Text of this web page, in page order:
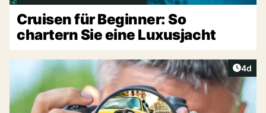
Cruisen für Beginner: So
chartern Sie eine Luxusjacht
4d